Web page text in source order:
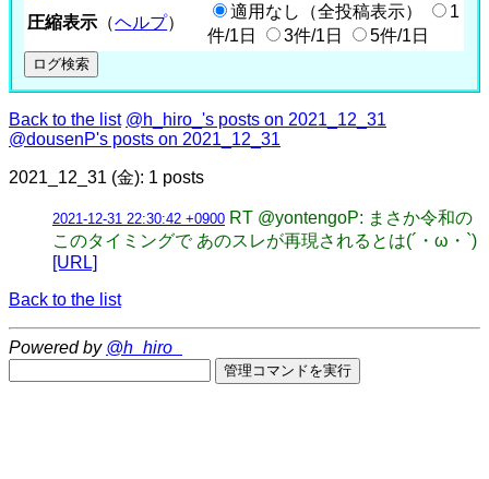
圧縮表示 （ヘルプ）
適用なし（全投稿表示）
1
件/1日
3件/1日 5件/1日
Back to the list @h_hiro_'s posts on 2021_12_31
@dousenP's posts on 2021_12_31
2021_12_31 (金): 1 posts
2021-12-31 22:30:42 +0900 RT @yontengoP: まさか令和の
このタイミングで あのスレが再現されるとは(´・ω・`)
[URL]
Back to the list
Powered by @h_hiro_